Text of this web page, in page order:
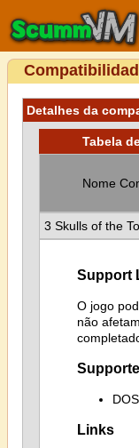
Detalhes da
Tabela
Nome
3 Skulls of the
Support
O jogo
não
DOS
Links